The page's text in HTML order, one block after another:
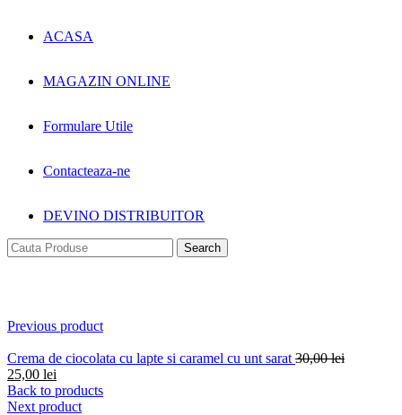
ACASA
MAGAZIN ONLINE
Formulare Utile
Contacteaza-ne
DEVINO DISTRIBUITOR
Search
Previous product
Crema de ciocolata cu lapte si caramel cu unt sarat 30,00leiOriginal
25,00 lei
price
is:
Back to products
Next product